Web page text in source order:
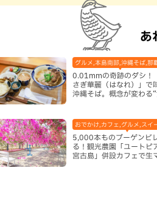
あ
グルメ,本島南部,沖縄そば,那
0.01mmの奇跡のダシ！
さぎ華麗（はなれ）」で
沖縄そば。概念が変わる
おでかけ,カフェ,グルメ,スイ
5,000本ものブーゲンビ
る！観光農園「ユートピ
宮古島」併設カフェで生